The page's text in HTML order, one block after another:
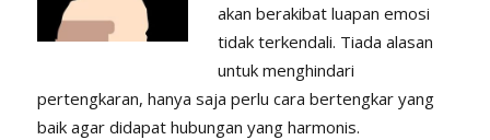
akan berakibat luapan emosi
tidak terkendali. Tiada alasan
untuk menghindari
pertengkaran, hanya saja perlu cara bertengkar yang
baik agar didapat hubungan yang harmonis.